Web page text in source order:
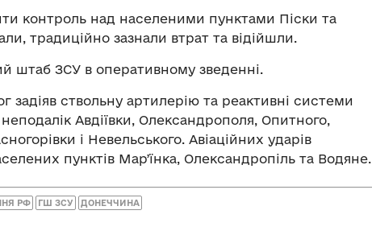
контроль над населеними пунктами Піски та
традиційно зазнали втрат та відійшли.
штаб ЗСУ в оперативному зведенні.
задіяв ствольну артилерію та реактивні системи
Авдіївки, Олександрополя, Опитного,
і Невельського. Авіаційних ударів
пунктів Марʼїнка, Олександропіль та Водяне.
РФ ГШ ЗСУ ДОНЕЧЧИНА